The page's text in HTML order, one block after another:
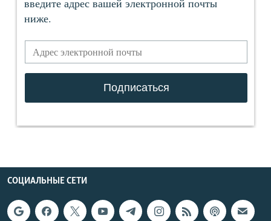
СОЦИАЛЬНЫЕ СЕТИ